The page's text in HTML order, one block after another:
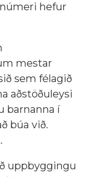
hefur
mestar
sem félagið
aðstöðuleysi
barnanna í
búa við.
uppbyggingu